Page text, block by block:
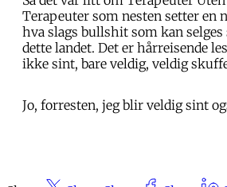
Terapeuter som nesten setter en
hva slags bullshit som kan
dette landet. Det er hårreisende
ikke sint, bare veldig, veldig
Jo, forresten, jeg blir veldig sint